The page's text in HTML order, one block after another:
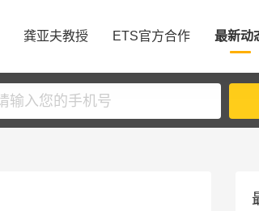
龚亚夫教授 ETS官方合作 最新动